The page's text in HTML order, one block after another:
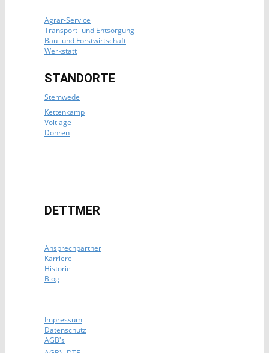
Agrar-Service
Transport- und Entsorgung
Bau- und Forstwirtschaft
Werkstatt
Kettenkamp
Voltlage
Dohren
STANDORTE
Stemwede
DETTMER
Ansprechpartner
Karriere
Historie
Blog
Impressum
Datenschutz
AGB's